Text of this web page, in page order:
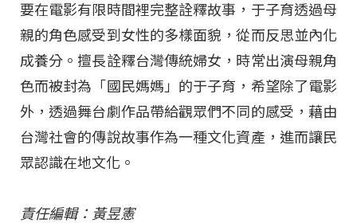
要在電影有限時間裡完整詮釋故事，于子育透過母
親的角色感受到女性的多樣面貌，從而反思並內化
成養分。擅長詮釋台灣傳統婦女，時常出演母親角
色而被封為「國民媽媽」的于子育，希望除了電影
外，透過舞台劇作品帶給觀眾們不同的感受，藉由
台灣社會的傳說故事作為一種文化資產，進而讓民
眾認識在地文化。
責任編輯：黃昱憲